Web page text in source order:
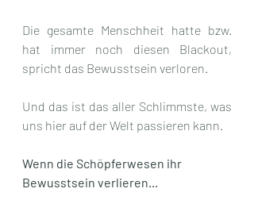
Die gesamte Menschheit hatte bzw.
hat immer noch diesen Blackout,
spricht das Bewusstsein verloren.
Und das ist das aller Schlimmste, was
uns hier auf der Welt passieren kann.
Wenn die Schöpferwesen ihr
Bewusstsein verlieren...